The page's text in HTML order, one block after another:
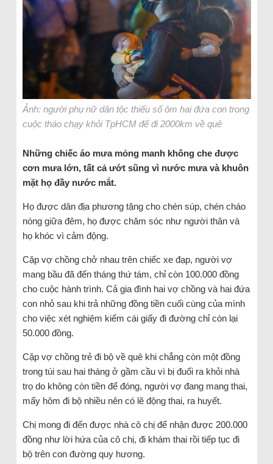
Ảnh: người phụ nữ dân tộc thiểu số ôm hai đứa con trong
cuộc tháo chạy khỏi TpHCM để đi 2000km về quê
Những chiếc áo mưa mỏng manh không che được
cơn mưa lớn, tất cả ướt sũng vì nước mưa và khuôn
mặt họ đầy nước mắt.
Họ được dân địa phương tặng cho chén súp, chén cháo
nóng giữa đêm, họ được chăm sóc như người thân và
họ khóc vì cảm động.
Cặp vợ chồng chở nhau trên chiếc xe đạp, người vợ
mang bầu đã đến tháng thứ tám, chỉ còn 100.000 đồng
cho cuộc hành trình. Cả gia đình hai vợ chồng và hai đứa
con nhỏ sau khi trả những đồng tiền cuối cùng của mình
cho việc xét nghiệm kiếm cái giấy đi đường chỉ còn lại
50.000 đồng.
Cặp vợ chồng trẻ đi bộ về quê khi chẳng còn một đồng
trong túi sau hai tháng ở gầm cầu vì bị đuổi ra khỏi nhà
trọ do không còn tiền để đóng, người vợ đang mang thai,
mấy hôm đi bộ nhiều nên có lẽ động thai, ra huyết.
Chị mong đi đến được nhà cô chị để nhận được 200.000
đồng như lời hứa của cô chị, đi khám thai rồi tiếp tục đi
bộ trên con đường quy hương.